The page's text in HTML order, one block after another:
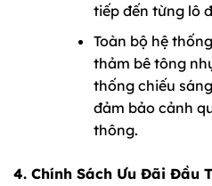
tiếp đến từng lô
Toàn bộ hệ
thảm bê tông
thống chiếu
đảm bảo cảnh
thông.
4. Chính Sách Ưu Đãi Đầu